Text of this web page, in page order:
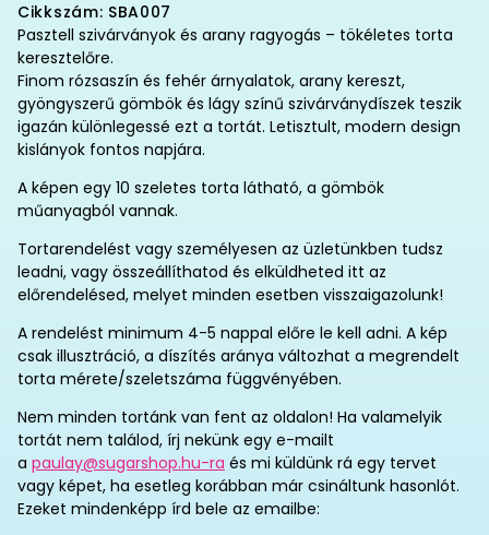
Cikkszám: SBA007
Pasztell szivárványok és arany ragyogás – tökéletes torta
keresztelőre.
Finom rózsaszín és fehér árnyalatok, arany kereszt,
gyöngyszerű gömbök és lágy színű szivárványdíszek teszik
igazán különlegessé ezt a tortát. Letisztult, modern design
kislányok fontos napjára.
A képen egy 10 szeletes torta látható, a gömbök
műanyagból vannak.
Tortarendelést vagy személyesen az üzletünkben tudsz
leadni, vagy összeállíthatod és elküldheted itt az
előrendelésed, melyet minden esetben visszaigazolunk!
A rendelést minimum 4-5 nappal előre le kell adni. A kép
csak illusztráció, a díszítés aránya változhat a megrendelt
torta mérete/szeletszáma függvényében.
Nem minden tortánk van fent az oldalon! Ha valamelyik
tortát nem találod, írj nekünk egy e-mailt
a paulay@sugarshop.hu-ra és mi küldünk rá egy tervet
vagy képet, ha esetleg korábban már csináltunk hasonlót.
Ezeket mindenképp írd bele az emailbe: